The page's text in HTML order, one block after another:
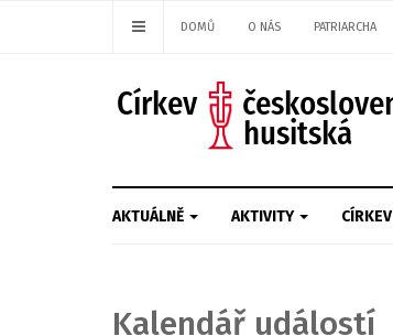
DOMŮ O NÁS PATRIARCHA
AKTUÁLNĚ AKTIVITY CÍRKEV
Kalendář událostí